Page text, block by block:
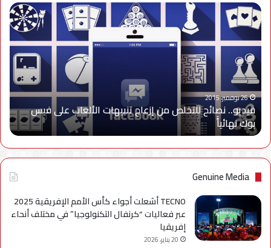
فيديو..
نصائح
للتخلص
من
إزعاج
تنبيهات
الألعاب
على
فيس
بوك
نهائياًَ
26 نوفمبر، 2015
فيديو.. نصائح للتخلص من إزعاج تنبيهات الألعاب على فيس
بوك نهائياًَ
Genuine Media
TECNO أشعلت أجواء كأس الأمم الإفريقية 2025
عبر فعاليات “كرنفال التكنولوجيا” في مختلف أنحاء
إفريقيا
20 يناير، 2026